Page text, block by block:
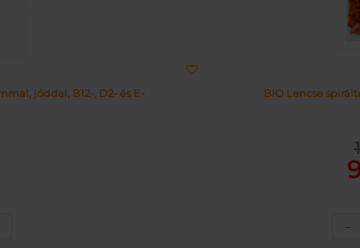
jóddal, B12-, D2- és E- BIO Lencse
–